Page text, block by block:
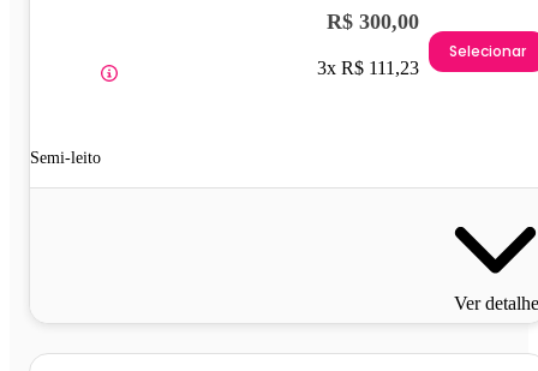
Semi-leito
R$ 300,00
3x R$ 111,23
Selecionar
Ver